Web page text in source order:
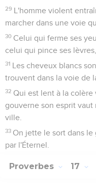
29 L'homme violent
marcher dans une voie
30 Celui qui ferme ses
celui qui pince ses
31 Les cheveux blancs
trouvent dans la voie de
32 Qui est lent à la
gouverne son esprit
ville.
33 On jette le sort dans
par l'Éternel.
Proverbes 17